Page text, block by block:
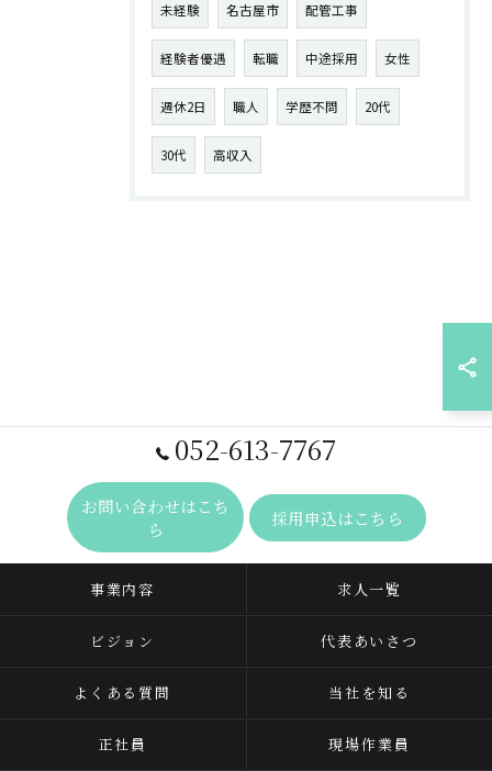
未経験 名古屋市 配管工事
経験者優遇 転職 中途採用 女性
週休2日 職人 学歴不問 20代
30代 高収入
052-613-7767
お問い合わせはこち
ら
採用申込はこちら
事業内容 求人一覧
ビジョン 代表あいさつ
よくある質問 当社を知る
正社員 現場作業員